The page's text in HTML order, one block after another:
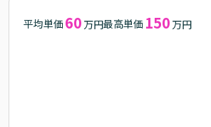
平均単価 60 万円最高単価 150 万円